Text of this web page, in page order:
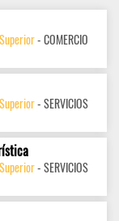
- COMERCIO
- SERVICIOS
- SERVICIOS